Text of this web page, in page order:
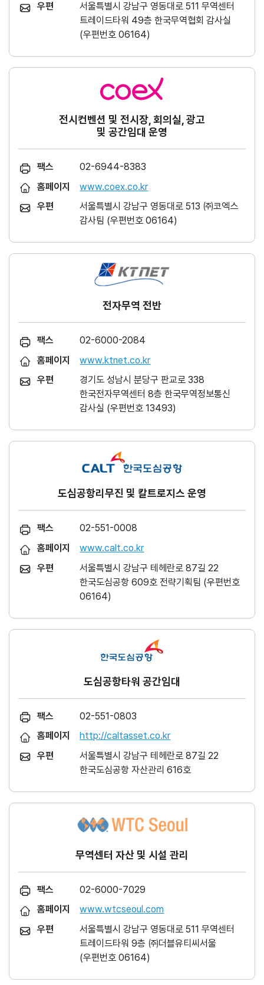
우편
서울특별시 강남구 영동대로 511 무역센터
트레이드타워 49층 한국무역협회 감사실
(우편번호 06164)
전시컨벤션 및 전시장, 회의실, 광고
및 공간임대 운영
팩스
02-6944-8383
홈페이지
www.coex.co.kr
우편
서울특별시 강남구 영동대로 513 ㈜코엑스
감사팀 (우편번호 06164)
전자무역 전반
팩스
02-6000-2084
홈페이지
www.ktnet.co.kr
우편
경기도 성남시 분당구 판교로 338
한국전자무역센터 8층 한국무역정보통신
감사실 (우편번호 13493)
도심공항리무진 및 칼트로지스 운영
팩스
02-551-0008
홈페이지
www.calt.co.kr
우편
서울특별시 강남구 테헤란로 87길 22
한국도심공항 609호 전략기획팀 (우편번호
06164)
도심공항타워 공간임대
팩스
02-551-0803
홈페이지
http://caltasset.co.kr
우편
서울특별시 강남구 테헤란로 87길 22
한국도심공항 자산관리 616호
무역센터 자산 및 시설 관리
팩스
02-6000-7029
홈페이지
www.wtcseoul.com
우편
서울특별시 강남구 영동대로 511 무역센터
트레이드타워 9층 ㈜더블유티씨서울
(우편번호 06164)